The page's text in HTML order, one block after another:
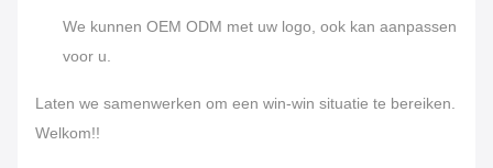
We kunnen OEM ODM met uw logo, ook kan aanpassen
voor u.
Laten we samenwerken om een win-win situatie te bereiken.
Welkom!!